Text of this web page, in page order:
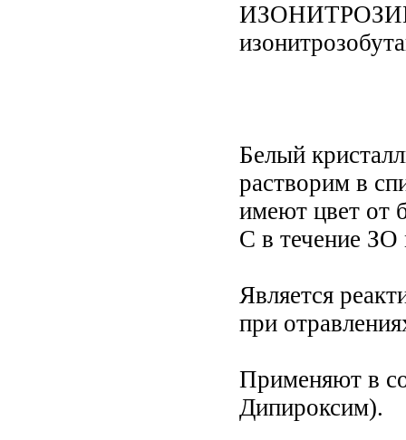
ИЗОНИТРОЗИН
Белый
растворим в
имеют цвет от
С в течение ЗО
Является
при
Применяют в
Дипироксим).